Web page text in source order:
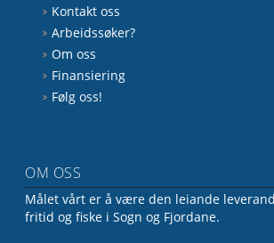
Kontakt oss
Arbeidssøker?
Om oss
Finansiering
Følg oss!
OM OSS
Målet vårt er å være den leiande
fritid og fiske i Sogn og Fjordane.